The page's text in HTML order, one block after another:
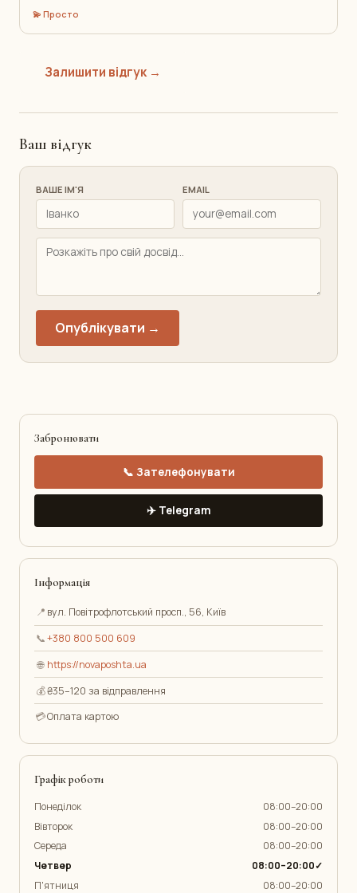
💫 Просто
Залишити відгук →
Ваш відгук
ВАШЕ ІМ'Я EMAIL
Опублікувати →
Забронювати
📞 Зателефонувати
✈️ Telegram
Інформація
📍 вул. Повітрофлотський просп., 56, Київ
📞+380 800 500 609
🌐 https://novaposhta.ua
💰₴35–120 за відправлення
💳Оплата картою
Графік роботи
Понеділок
08:00–20:00
Вівторок
08:00–20:00
Середа
08:00–20:00
Четвер
08:00–20:00✓
П'ятниця
08:00–20:00